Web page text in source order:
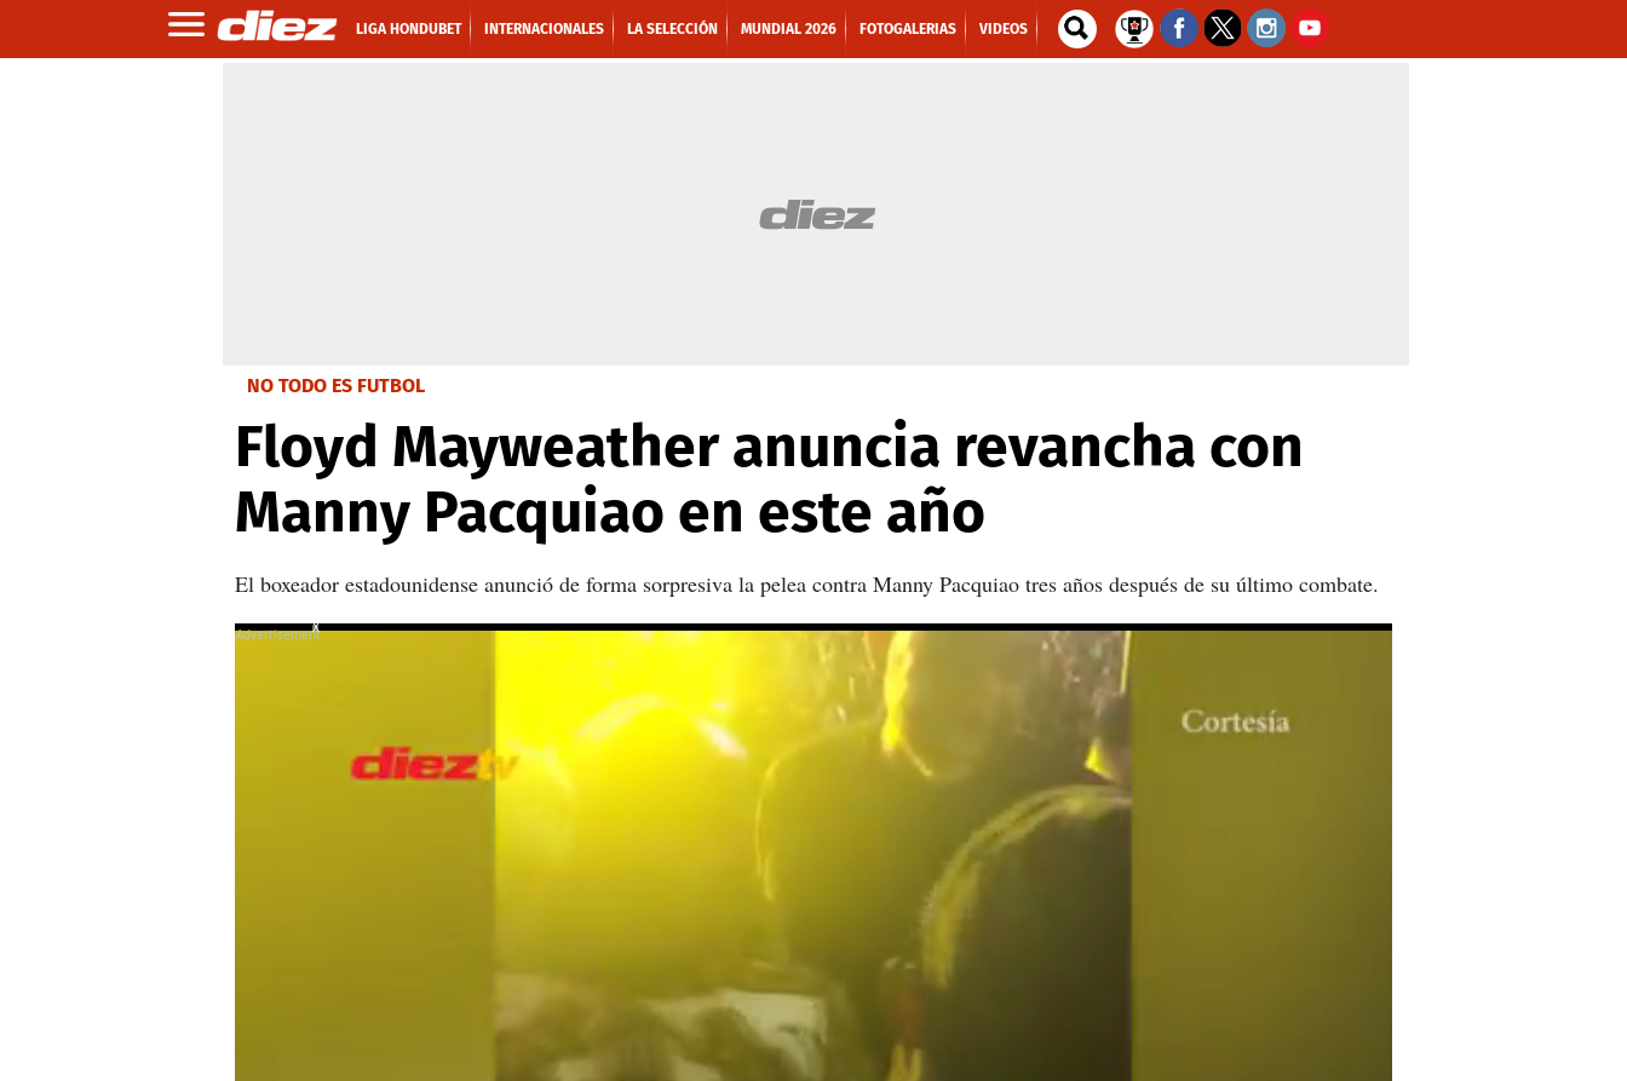
LIGA HONDUBET INTERNACIONALES LA SELECCIÓN MUNDIAL 2026 FOTOGALERIAS VIDEOS
NO TODO ES FUTBOL
Floyd Mayweather anuncia revancha con
Manny Pacquiao en este año
El boxeador estadounidense anunció de forma sorpresiva la pelea contra Manny Pacquiao tres años después de su último combate.
X